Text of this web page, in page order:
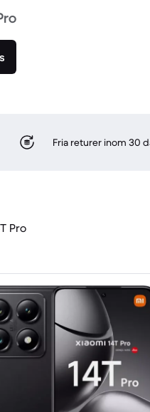
Fria returer inom 30
Pro